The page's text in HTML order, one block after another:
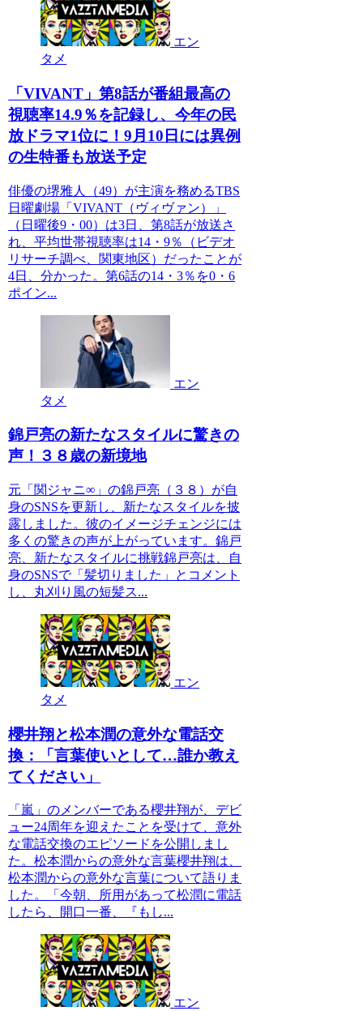
エン
タメ
「VIVANT」第8話が番組最高の
視聴率14.9％を記録し、今年の民
放ドラマ1位に！9月10日には異例
の生特番も放送予定
俳優の堺雅人（49）が主演を務めるTBS
日曜劇場「VIVANT（ヴィヴァン）」
（日曜後9・00）は3日、第8話が放送さ
れ、平均世帯視聴率は14・9％（ビデオ
リサーチ調べ、関東地区）だったことが
4日、分かった。第6話の14・3％を0・6
ポイン...
エン
タメ
錦戸亮の新たなスタイルに驚きの
声！３８歳の新境地
元「関ジャニ∞」の錦戸亮（３８）が自
身のSNSを更新し、新たなスタイルを披
露しました。彼のイメージチェンジには
多くの驚きの声が上がっています。錦戸
亮、新たなスタイルに挑戦錦戸亮は、自
身のSNSで「髪切りました」とコメント
し、丸刈り風の短髪ス...
エン
タメ
櫻井翔と松本潤の意外な電話交
換：「言葉使いとして…誰か教え
てください」
「嵐」のメンバーである櫻井翔が、デビ
ュー24周年を迎えたことを受けて、意外
な電話交換のエピソードを公開しまし
た。松本潤からの意外な言葉櫻井翔は、
松本潤からの意外な言葉について語りま
した。「今朝、所用があって松潤に電話
したら、開口一番、『もし...
エン